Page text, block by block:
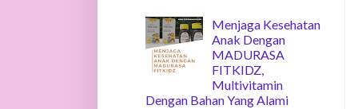
Menjaga Kesehatan
Anak Dengan
MADURASA
FITKIDZ,
Multivitamin
Dengan Bahan Yang Alami